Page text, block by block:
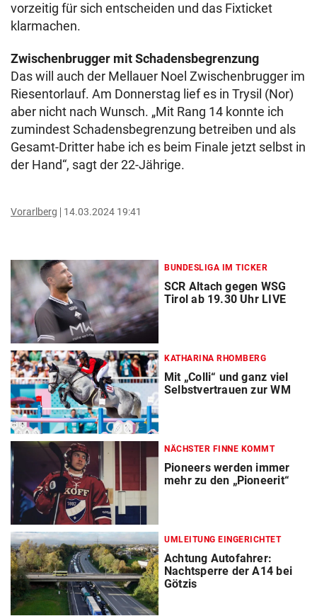
vorzeitig für sich entscheiden und das Fixticket
klarmachen.
Zwischenbrugger mit Schadensbegrenzung
Das will auch der Mellauer Noel Zwischenbrugger im
Riesentorlauf. Am Donnerstag lief es in Trysil (Nor)
aber nicht nach Wunsch. „Mit Rang 14 konnte ich
zumindest Schadensbegrenzung betreiben und als
Gesamt-Dritter habe ich es beim Finale jetzt selbst in
der Hand“, sagt der 22-Jährige.
Vorarlberg 14.03.2024 19:41
BUNDESLIGA IM TICKER
SCR Altach gegen WSG
Tirol ab 19.30 Uhr LIVE
KATHARINA RHOMBERG
Mit „Colli“ und ganz viel
Selbstvertrauen zur WM
NÄCHSTER FINNE KOMMT
Pioneers werden immer
mehr zu den „Pioneerit“
UMLEITUNG EINGERICHTET
Achtung Autofahrer:
Nachtsperre der A14 bei
Götzis